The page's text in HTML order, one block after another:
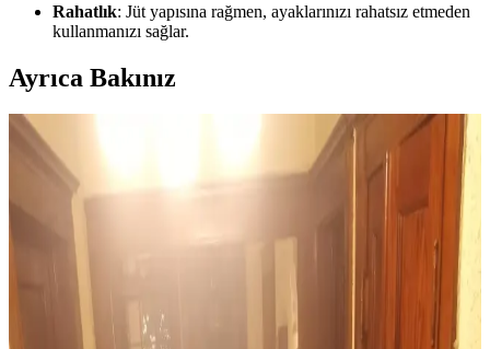
Rahatlık: Jüt yapısına rağmen, ayaklarınızı rahatsız etmeden
kullanmanızı sağlar.
Ayrıca Bakınız
Ev Dekorasyonunda Halı Seçimi: Renk Dengesi ve
Uyum Prensipleriyle Mekan Tasarımı
Ev dekorasyonunda halı seçimi, renk dengesi ve desen uyumu ile
Sherwin Williams Cream & Sugar Duvar Rengine
Uyumlu Perde Seçimi ve Ton Çakışması Önleme
Yöntemleri